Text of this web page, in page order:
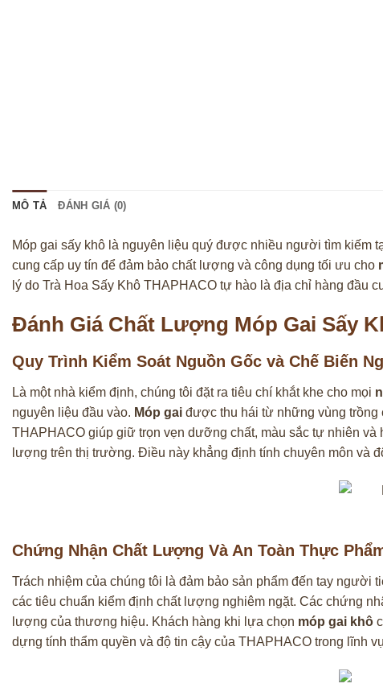
MÔ TẢ ĐÁNH GIÁ (0)
Móp gai sấy khô là nguyên liệu quý được nhiều người tìm kiếm
cung cấp uy tín để đảm bảo chất lượng và công dụng tối ưu cho
lý do Trà Hoa Sấy Khô THAPHACO tự hào là địa chỉ hàng đầu
Đánh Giá Chất Lượng Móp Gai Sấy
Quy Trình Kiểm Soát Nguồn Gốc và Chế Biến
Là một nhà kiểm định, chúng tôi đặt ra tiêu chí khắt khe cho mọi
nguyên liệu đầu vào. Móp gai được thu hái từ những vùng trồng
THAPHACO giúp giữ trọn vẹn dưỡng chất, màu sắc tự nhiên và
lượng trên thị trường. Điều này khẳng định tính chuyên môn và
Chứng Nhận Chất Lượng Và An Toàn Thực
Trách nhiệm của chúng tôi là đảm bảo sản phẩm đến tay người
các tiêu chuẩn kiểm định chất lượng nghiêm ngặt. Các chứng
lượng của thương hiệu. Khách hàng khi lựa chọn móp gai khô
dựng tính thẩm quyền và độ tin cậy của THAPHACO trong lĩnh